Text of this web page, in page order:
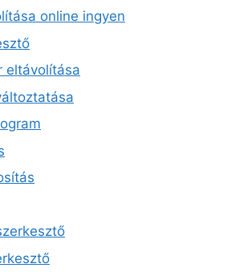
online ingyen
eltávolítása